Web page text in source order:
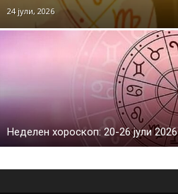
24 јули, 2026
Неделен хороскоп: 20-26 јули